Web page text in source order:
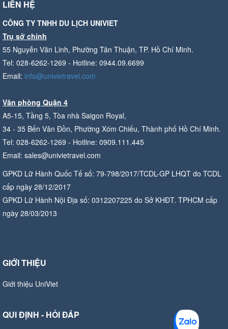
LIÊN HỆ
CÔNG TY TNHH DU LỊCH UNIVIET
Trụ sở chính
55 Nguyễn Văn Linh, Phường Tân Thuận, TP. Hồ Chí Minh.
Tel: 028-6262-1269 - Hotline: 0944.09.6699
Email: info@univietravel.com
Văn phòng Quận 4
A5-15, Tầng 5, Tòa nhà Saigon Royal,
34 - 35 Bến Vân Đồn, Phường Xóm Chiếu, Thành phố Hồ Chí Minh.
Tel: 028-6262-1269 - Hotline: 0909.111.445
Email: sales@univietravel.com
GPKD Lữ Hành Quốc Tế số: 79-798/2017/TCDL-GP LHQT do TCDL
cấp ngày 28/12/2017
GPKD Lữ Hành Nội Địa số: 0312207225 do Sở KHĐT. TPHCM cấp
ngày 28/03/2013
GIỚI THIỆU
Giới thiệu UniViet
QUI ĐỊNH - HỎI ĐÁP